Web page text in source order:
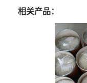
相关产品：